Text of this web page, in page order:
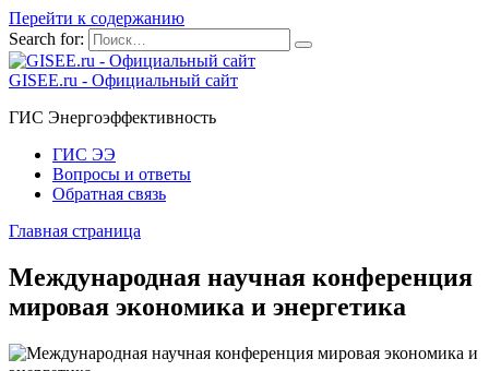
Перейти к содержанию
Search for:
GISEE.ru - Официальный сайт
ГИС Энергоэффективность
ГИС ЭЭ
Вопросы и ответы
Обратная связь
Главная страница
Международная научная конференция
мировая экономика и энергетика